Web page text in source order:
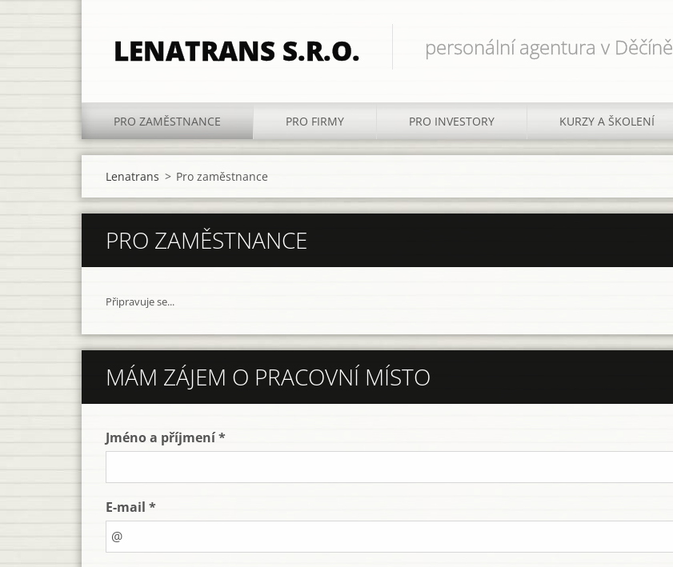
LENATRANS S.R.O. personální agentura v Děčíně
PRO ZAMĚSTNANCE PRO FIRMY PRO INVESTORY KURZY A ŠKOLENÍ
Lenatrans > Pro zaměstnance
PRO ZAMĚSTNANCE
Připravuje se...
MÁM ZÁJEM O PRACOVNÍ MÍSTO
Jméno a příjmení *
E-mail *